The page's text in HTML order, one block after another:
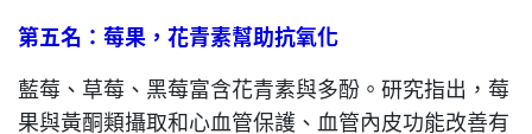
第五名：莓果，花青素幫助抗氧化
藍莓、草莓、黑莓富含花青素與多酚。研究指出，莓
果與黃酮類攝取和心血管保護、血管內皮功能改善有